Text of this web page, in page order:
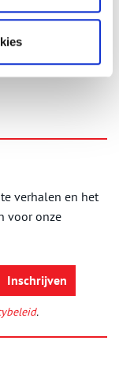
meester der pl
1927-20
verhalen en het
voor onze
.